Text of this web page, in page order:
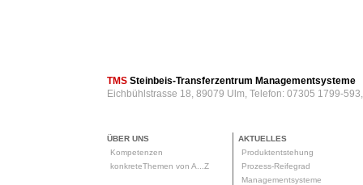
TMS Steinbeis-Transferzentrum Managementsysteme
Eichbühlstrasse 18, 89079 Ulm, Telefon: 07305 1799-
ÜBER UNS
Kompetenzen
konkreteThemen von A...Z
AKTUELLES
Produktentstehung
Prozess-Reifegrad
Managementsysteme